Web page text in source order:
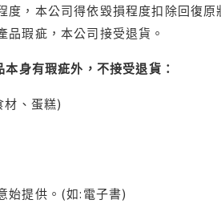
度，本公司得依毀損程度扣除回復
瑕疵，本公司接受退貨。
身有瑕疵外，不接受退貨：
、蛋糕)
始提供。(如:電子書)